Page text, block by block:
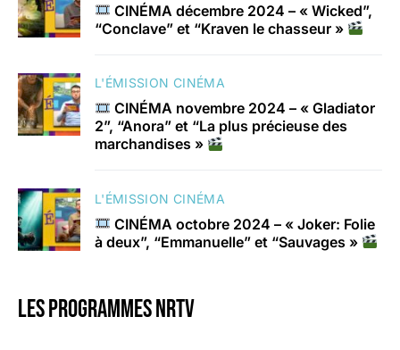
CINÉMA décembre 2024 – « Wicked”,
“Conclave” et “Kraven le chasseur »
L'ÉMISSION CINÉMA
CINÉMA novembre 2024 – « Gladiator
2”, “Anora” et “La plus précieuse des
marchandises »
L'ÉMISSION CINÉMA
CINÉMA octobre 2024 – « Joker: Folie
à deux”, “Emmanuelle” et “Sauvages »
Les programmes nrtv